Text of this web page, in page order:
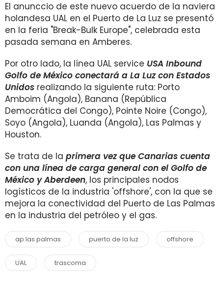
El anunccio de este nuevo acuerdo de la naviera
holandesa UAL en el Puerto de La Luz se presentó
en la feria "Break-Bulk Europe", celebrada esta
pasada semana en Amberes.
Por otro lado, la línea UAL service USA Inbound
Golfo de México conectará a La Luz con Estados
Unidos realizando la siguiente ruta: Porto
Amboim (Angola), Banana (República
Democrática del Congo), Pointe Noire (Congo),
Soyo (Angola), Luanda (Angola), Las Palmas y
Houston.
Se trata de la primera vez que Canarias cuenta
con una línea de carga general con el Golfo de
México y Aberdeen, los principales nodos
logísticos de la industria 'offshore', con la que se
mejora la conectividad del Puerto de Las Palmas
en la industria del petróleo y el gas.
ap las palmas puerto de la luz offshore
UAL trascoma